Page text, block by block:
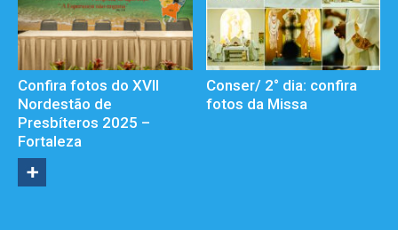
Confira fotos do XVII
Nordestão de
Presbíteros 2025 –
Fortaleza
Conser/ 2° dia: confira
fotos da Missa